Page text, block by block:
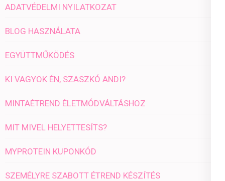
ADATVÉDELMI NYILATKOZAT
BLOG HASZNÁLATA
EGYÜTTMŰKÖDÉS
KI VAGYOK ÉN, SZASZKÓ ANDI?
MINTAÉTREND ÉLETMÓDVÁLTÁSHOZ
MIT MIVEL HELYETTESÍTS?
MYPROTEIN KUPONKÓD
SZEMÉLYRE SZABOTT ÉTREND KÉSZÍTÉS